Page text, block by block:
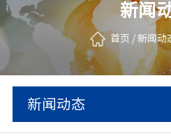
新闻
首页 /新闻动
新闻动态